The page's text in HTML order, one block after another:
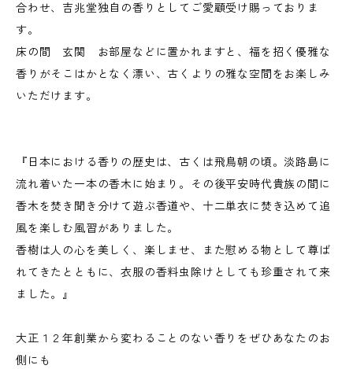
合わせ、吉兆堂独自の香りとしてご愛顧受け賜っておりま
す。
床の間 玄関 お部屋などに置かれますと、福を招く優雅な
香りがそこはかとなく漂い、古くよりの雅な空間をお楽しみ
いただけます。
『日本における香りの歴史は、古くは飛鳥朝の頃。淡路島に
流れ着いた一本の香木に始まり。その後平安時代貴族の間に
香木を焚き聞き分けて遊ぶ香道や、十二単衣に焚き込めて追
風を楽しむ風習がありました。
香樹は人の心を美しく、楽しませ、また慰める物として尊ば
れてきたとともに、衣服の香料虫除けとしても珍重されて来
ました。』
大正１２年創業から変わることのない香りをぜひあなたのお
側にも